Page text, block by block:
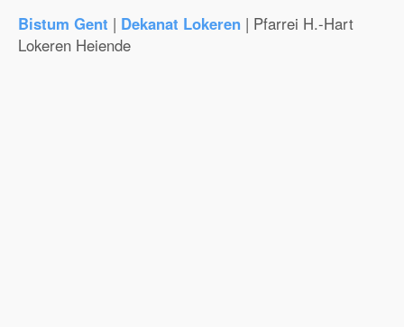
Bistum Gent | Dekanat Lokeren | Pfarrei H.-Hart
Lokeren Heiende